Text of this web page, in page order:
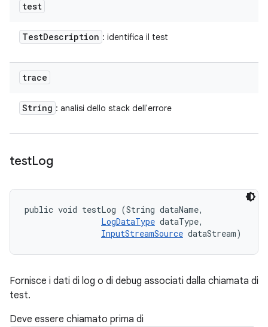
test
TestDescription : identifica il test
trace
String : analisi dello stack dell'errore
testLog
public void testLog (String dataName,
LogDataType dataType,
InputStreamSource dataStream)
Fornisce i dati di log o di debug associati dalla chiamata di
test.
Deve essere chiamato prima di